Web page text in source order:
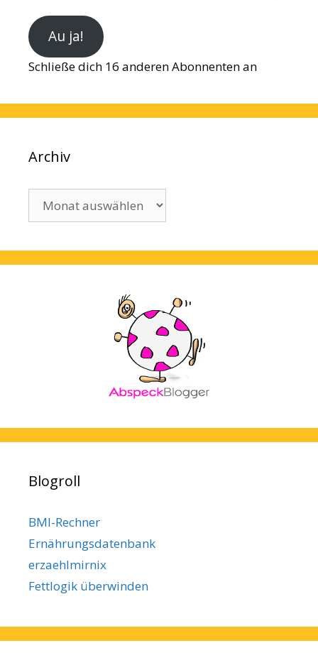
Au ja!
Schließe dich 16 anderen Abonnenten an
Archiv
Blogroll
BMI-Rechner
Ernährungsdatenbank
erzaehlmirnix
Fettlogik überwinden